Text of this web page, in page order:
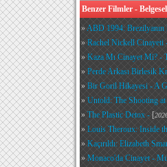
Benzer Filmler - Belgesel
»ABD 1994:
» Rachel Nickell
» Kaza Mı Cinayet Mi? -
» Perde Arkası Birlesik
» Bir Goril Hikayesi - A
» Untold: The Shooting
» The Plastic Detox - [
» Louis Theroux: Inside
» Kaçırıldı: Elizabeth
» Monaco'da Cinayet -